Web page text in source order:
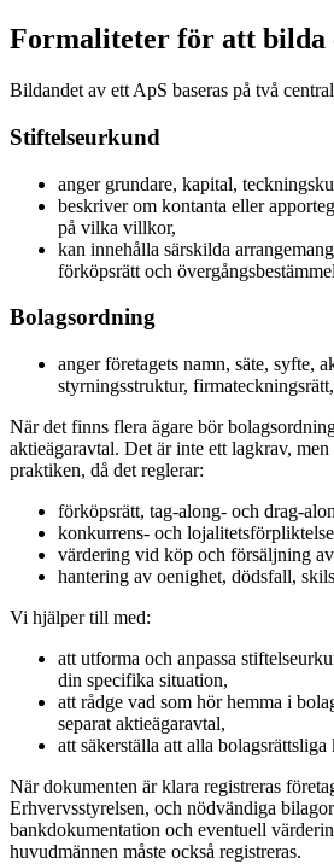
Formaliteter för att bilda
Bildandet av ett ApS baseras på två
Stiftelseurkund
anger grundare, kapital,
beskriver om kontanta eller
på vilka villkor,
kan innehålla särskilda
förköpsrätt och
Bolagsordning
anger företagets namn, säte, syfte,
styrningsstruktur,
När det finns flera ägare bör
aktieägaravtal. Det är inte ett lagkrav,
praktiken, då det reglerar:
förköpsrätt, tag-along- och drag-
konkurrens- och
värdering vid köp och försäljning
hantering av oenighet, dödsfall,
Vi hjälper till med:
att utforma och anpassa
din specifika situation,
att rådge vad som hör hemma i
separat aktieägaravtal,
att säkerställa att alla
När dokumenten är klara registreras
Erhvervsstyrelsen, och nödvändiga
bankdokumentation och eventuell
huvudmännen måste också registreras.